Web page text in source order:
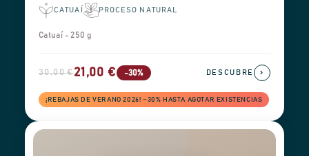
CATUAÍ PROCESO NATURAL
Catuaí - 250 g
30,00 €21,00 € -30%
¡REBAJAS DE VERANO 2026! −30% HASTA AGOTAR EXISTENCIAS
DESCUBRE ›